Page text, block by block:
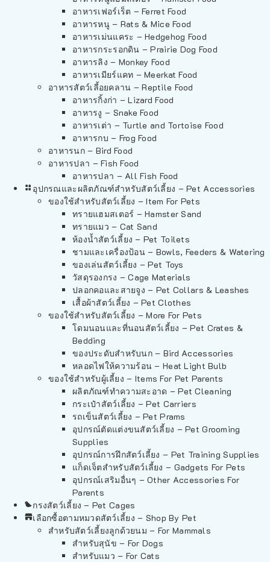
อาหารเฟอร์เร็ต – Ferret Food
อาหารหนู – Rats & Mice Food
อาหารเม่นแคระ – Hedgehog Food
อาหารกระรอกดิน – Prairie Dog Food
อาหารลิง – Monkey Food
อาหารเมียร์แคท – Meerkat Food
อาหารสัตว์เลี้อยคลาน – Reptile Food
อาหารกิ้งก่า – Lizard Food
อาหารงู – Snake Food
อาหารเต่า – Turtle and Tortoise Food
อาหารกบ – Frog Food
อาหารนก – Bird Food
อาหารปลา – Fish Food
อาหารปลา – All Fish Food
อุปกรณและผลิตภัณฑ์สำหรับสัตว์เลี้ยง – Pet Accessories
ของใช้สำหรับสัตว์เลี้ยง – Item For Pets
ทรายแฮมสเตอร์ – Hamster Sand
ทรายแมว – Cat Sand
ห้องน้ำสัตว์เลี้ยง – Pet Toilets
ชามและเครื่องป้อน – Bowls, Feeders & Watering
ของเล่นสัตว์เลี้ยง – Pet Toys
วัสดุรองกรง – Cage Materials
ปลอกคอและสายจูง – Pet Collars & Leashes
เสื้อผ้าสัตว์เลี้ยง – Pet Clothes
ของใช้สำหรับสัตว์เลี้ยง – More For Pets
โดมนอนและที่นอนสัตว์เลี้ยง – Pet Crates &
Bedding
ของประดับสำหรับนก – Bird Accessories
หลอดไฟให้ความร้อน – Heat Light Bulb
ของใช้สำหรับผู้เลี้ยง – Items For Pet Parents
ผลิตภัณฑ์ทำความสะอาด – Pet Cleaning
กระเป๋าสัตว์เลี้ยง – Pet Carriers
รถเข็นสัตว์เลี้ยง – Pet Prams
อุปกรณ์ตัดแต่งขนสัตว์เลี้ยง – Pet Grooming
Supplies
อุปกรณ์การฝึกสัตว์เลี้ยง – Pet Training Supplies
แก็ดเจ็ตสำหรับสัตว์เลี้ยง – Gadgets For Pets
อุปกรณ์เสริมอื่นๆ – Other Accessories For
Parents
กรงสัตว์เลี้ยง – Pet Cages
เลือกซื้อตามหมวดสัตว์เลี้ยง – Shop By Pet
สำหรับสัตว์เลี้ยงลูกด้วยนม – For Mammals
สำหรับสุนัข – For Dogs
สำหรับแมว – For Cats